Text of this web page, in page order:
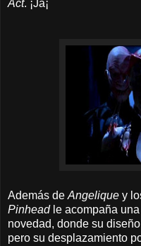
Act. ¡Ja¡
Además deAngelique y
Pinheadle acompaña
novedad, donde su
pero su desplazamiento